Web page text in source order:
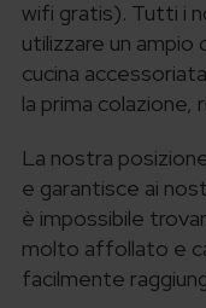
wifi gratis). Tutti i
utilizzare un ampio
cucina
la prima colazione,
La nostra
e garantisce ai
è impossibile
molto affollato e
facilmente